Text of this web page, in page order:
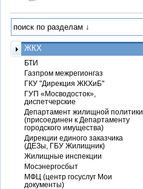
ЖКХ
БТИ
Газпром межрегионгаз
ГКУ "Дирекция ЖКХиБ"
ГУП «Мосводосток»,
диспетчерские
Департамент жилищной политики
(присоединен к Департаменту
городского имущества)
Дирекции единого заказчика
(ДЕЗы, ГБУ Жилищник)
Жилищные инспекции
Мосэнергосбыт
МФЦ (центр госуслуг Мои
документы)